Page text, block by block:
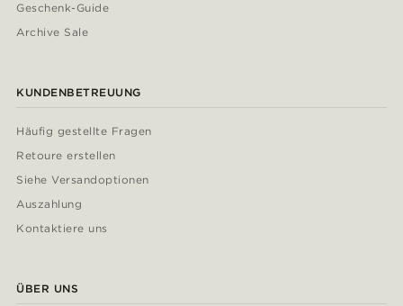
Geschenk-Guide
Archive Sale
KUNDENBETREUUNG
Häufig gestellte Fragen
Retoure erstellen
Siehe Versandoptionen
Auszahlung
Kontaktiere uns
ÜBER UNS